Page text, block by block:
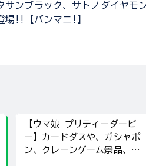
サンブラック、サトノダイヤモ
場!!【バンマニ!】
【ウマ娘 プリティーダービ
ー】カードダスや、ガシャポ
ン、クレーンゲーム景品、一